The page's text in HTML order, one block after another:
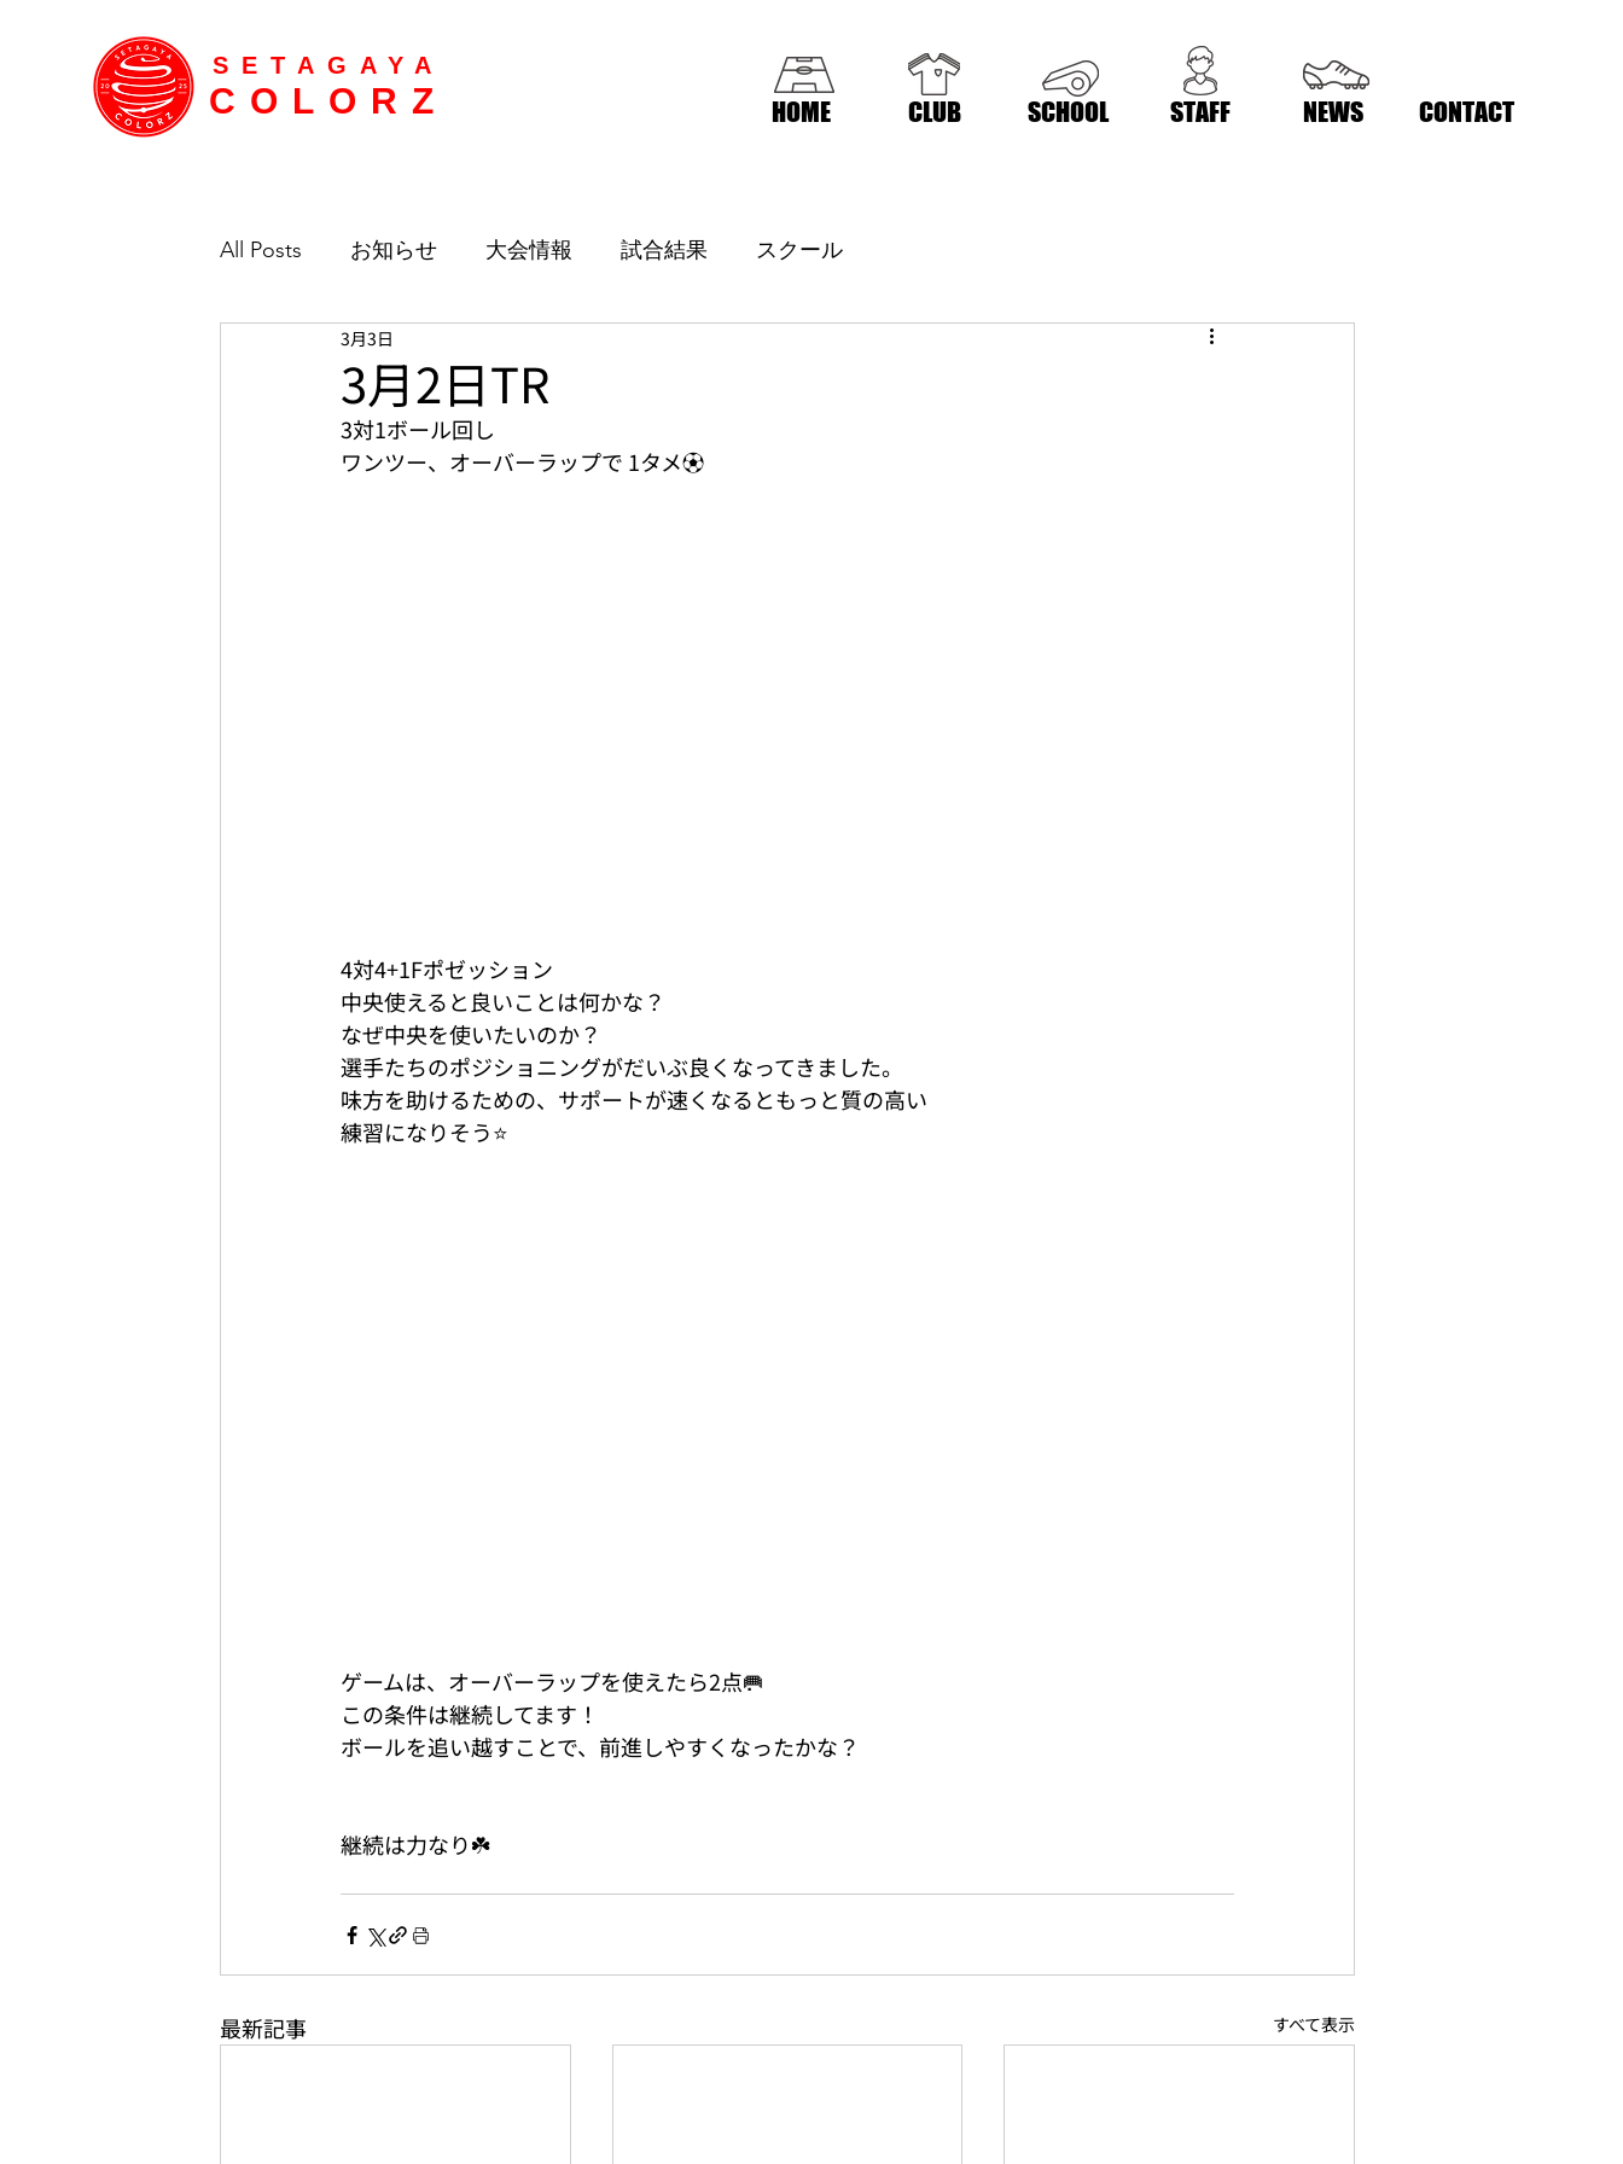
SETAGAYA
COLORZ HOME CLUB SCHOOL STAFF NEWS CONTACT
All Posts お知らせ 大会情報 試合結果 スクール
3月2日TR
3月3日
3対1ボール回し
ワンツー、オーバーラップで 1タメ⚽️
4対4+1Fポゼッション
中央使えると良いことは何かな？
なぜ中央を使いたいのか？
選手たちのポジショニングがだいぶ良くなってきました。
味方を助けるための、サポートが速くなるともっと質の高い
練習になりそう⭐️
ゲームは、オーバーラップを使えたら2点🥅
この条件は継続してます！
ボールを追い越すことで、前進しやすくなったかな？
継続は力なり☘️
最新記事 すべて表示